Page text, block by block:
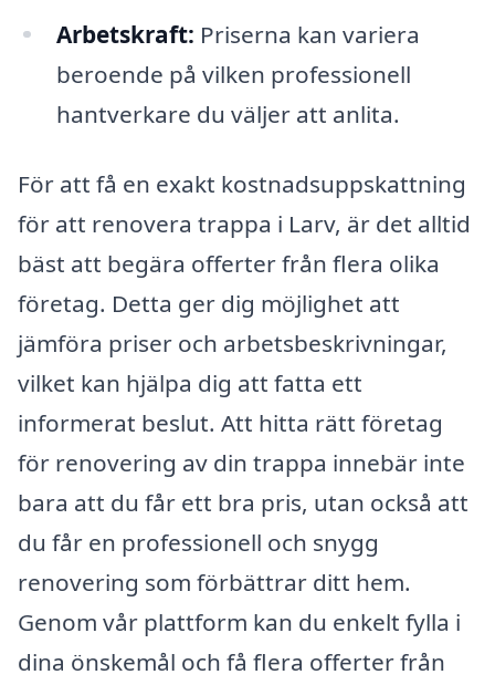
Arbetskraft: Priserna kan variera
beroende på vilken professionell
hantverkare du väljer att anlita.
För att få en exakt kostnadsuppskattning
för att renovera trappa i Larv, är det alltid
bäst att begära offerter från flera olika
företag. Detta ger dig möjlighet att
jämföra priser och arbetsbeskrivningar,
vilket kan hjälpa dig att fatta ett
informerat beslut. Att hitta rätt företag
för renovering av din trappa innebär inte
bara att du får ett bra pris, utan också att
du får en professionell och snygg
renovering som förbättrar ditt hem.
Genom vår plattform kan du enkelt fylla i
dina önskemål och få flera offerter från